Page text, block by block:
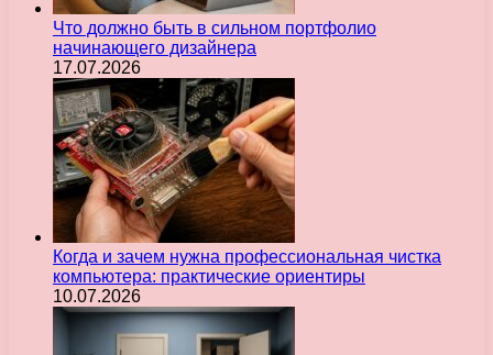
Что должно быть в сильном портфолио
начинающего дизайнера
17.07.2026
Когда и зачем нужна профессиональная чистка
компьютера: практические ориентиры
10.07.2026